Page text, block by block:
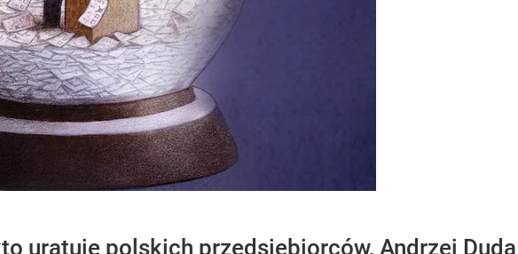
uratuje polskich przedsiębiorców, Andrzej Duda